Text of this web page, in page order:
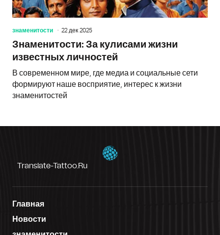
знаменитости 22 дек 2025
Знаменитости: За кулисами жизни
известных личностей
В современном мире, где медиа и социальные сети
формируют наше восприятие, интерес к жизни
знаменитостей
Translate-Tattoo.ru
Главная
Новости